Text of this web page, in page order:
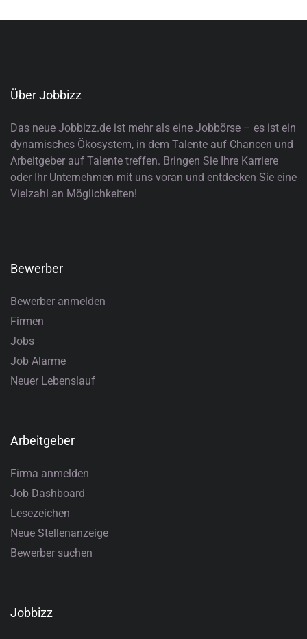
Über Jobbizz
Das neue Jobbizz.de ist mehr als eine Jobbörse – es ist ein
dynamisches Ökosystem, in dem Talente auf Chancen und
Arbeitgeber auf Talente treffen. Bringen Sie Ihre Karriere
oder Ihr Unternehmen mit uns voran und entdecken Sie eine
Vielzahl an Möglichkeiten!
Bewerber
Bewerber anmelden
Firmen
Jobs
Job Alarme
Neuer Lebenslauf
Arbeitgeber
Firma anmelden
Job Dashboard
Lesezeichen
Neue Stellenanzeige
Bewerber suchen
Jobbizz